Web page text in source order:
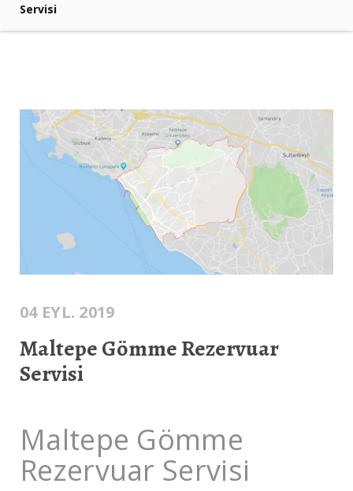
Servisi
04 EYL. 2019
Maltepe Gömme Rezervuar
Servisi
Maltepe Gömme
Rezervuar Servisi